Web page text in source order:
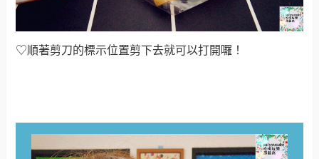
♡順著剪刀的標示位置剪下去就可以打開囉！